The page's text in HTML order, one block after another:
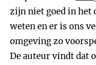
zijn niet goed in het
weten en er is ons
omgeving zo
De auteur vindt dat